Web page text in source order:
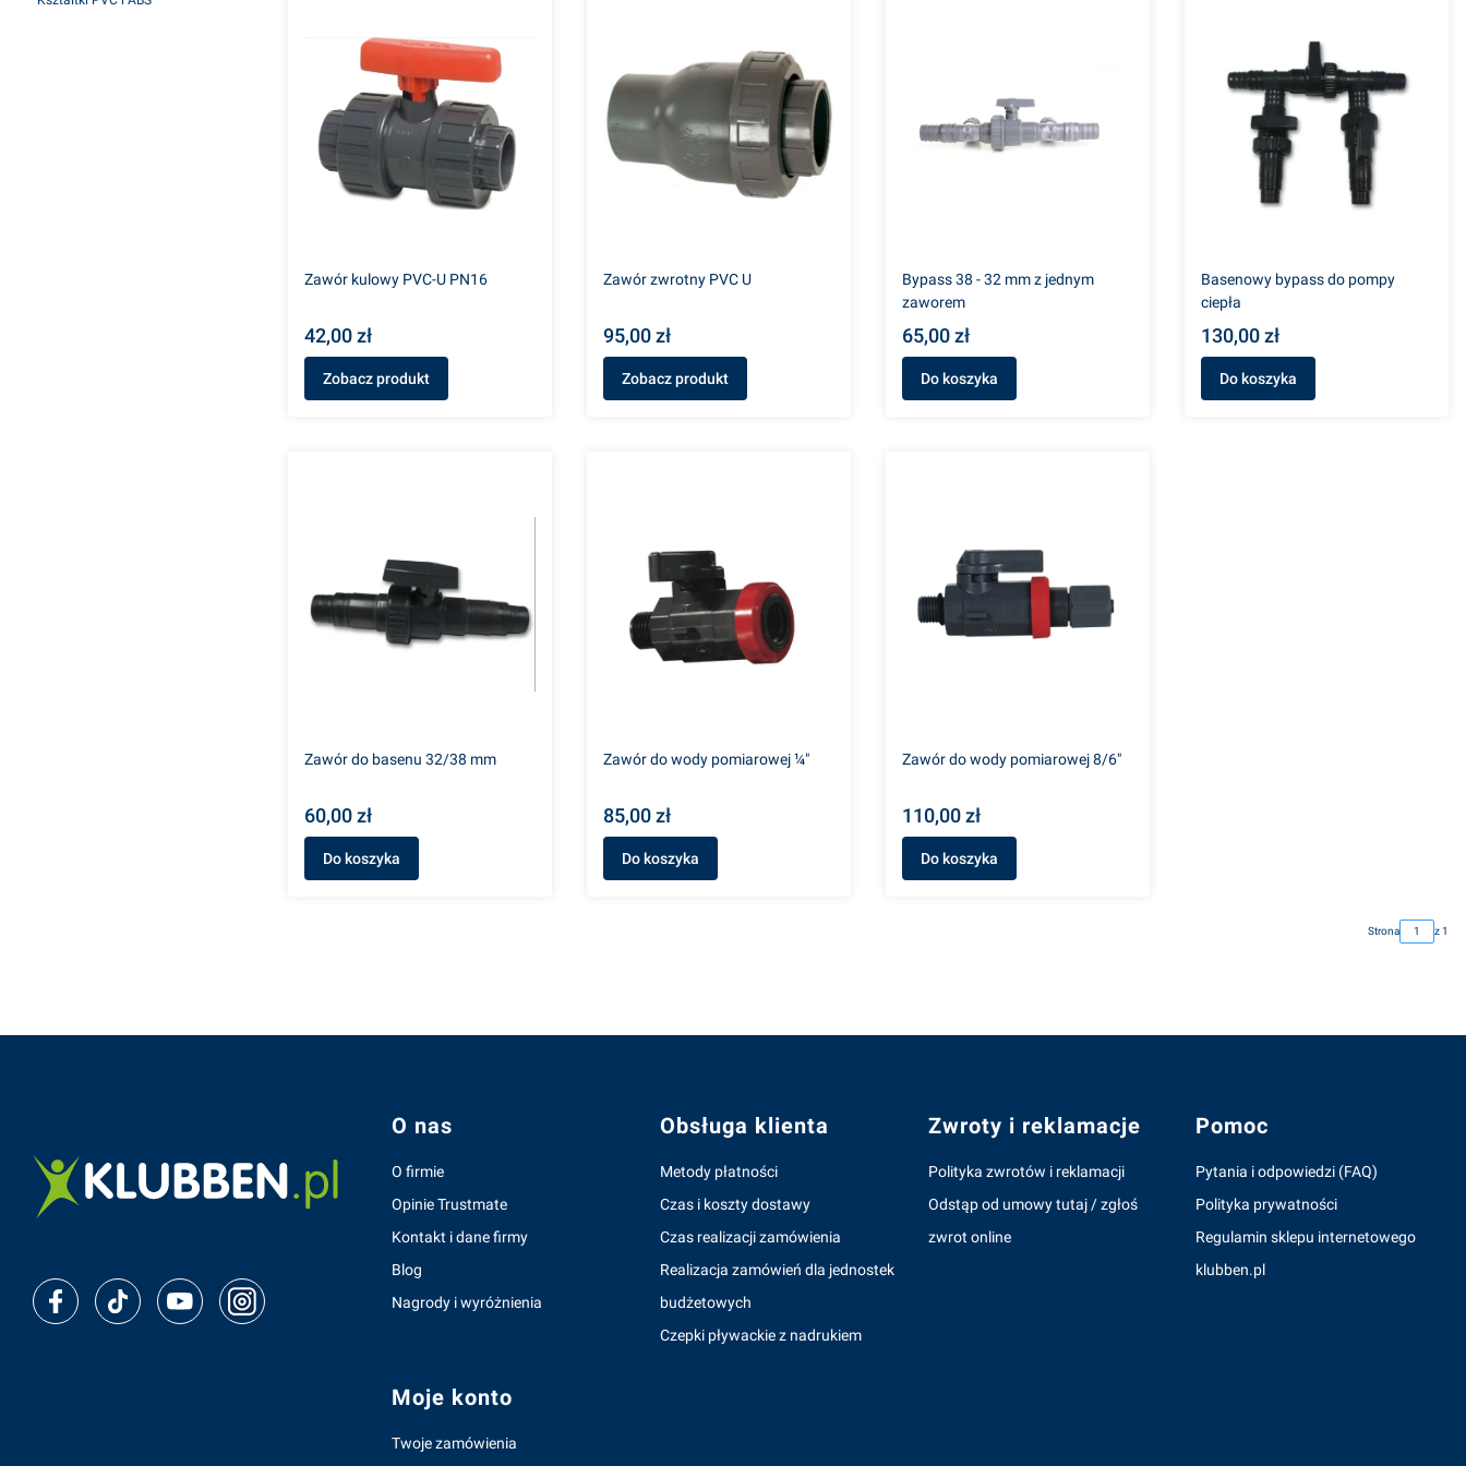
Zawór kulowy PVC-U PN16
42,00 zł
Zobacz produkt
Zawór zwrotny PVC U
95,00 zł
Zobacz produkt
Bypass 38 - 32 mm z jednym
zaworem
65,00 zł
Do koszyka
Basenowy bypass do pompy
ciepła
130,00 zł
Do koszyka
Zawór do basenu 32/38 mm
60,00 zł
Do koszyka
Zawór do wody pomiarowej ¼"
85,00 zł
Do koszyka
Zawór do wody pomiarowej 8/6"
110,00 zł
Do koszyka
Strona z 1
Linki w stopce
O nas
O firmie
Opinie Trustmate
Kontakt i dane firmy
Blog
Nagrody i wyróżnienia
Obsługa klienta
Metody płatności
Czas i koszty dostawy
Czas realizacji zamówienia
Realizacja zamówień dla jednostek
budżetowych
Czepki pływackie z nadrukiem
Zwroty i reklamacje
Polityka zwrotów i reklamacji
Odstąp od umowy tutaj / zgłoś
zwrot online
Pomoc
Pytania i odpowiedzi (FAQ)
Polityka prywatności
Regulamin sklepu internetowego
klubben.pl
Moje konto
Twoje zamówienia